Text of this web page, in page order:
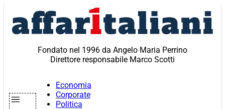
contenuto
Fondato nel 1996 da Angelo Maria Perrino
Direttore responsabile Marco Scotti
Economia
Corporate
Politica